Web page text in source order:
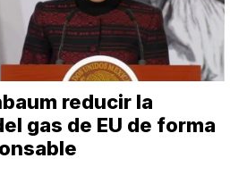
reducir la
gas de EU de forma